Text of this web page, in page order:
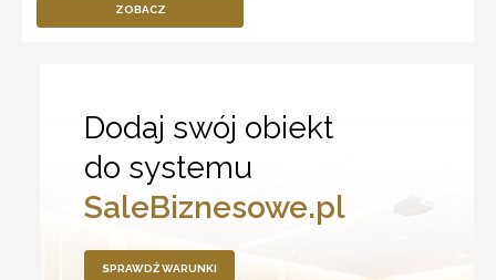
ZOBACZ
Dodaj swój obiekt
do systemu
SaleBiznesowe.pl
SPRAWDŹ WARUNKI